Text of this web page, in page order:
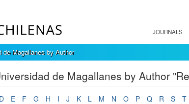
JOURNALS
de Magallanes by Author
de Magallanes by Author
D E F G H I J K L M N O P Q R S T